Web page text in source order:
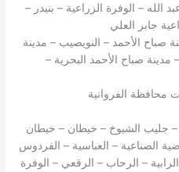
الله – الوفرة الزراعية – بنيدر –
جابر العلي
صباح الأحمد – النويصيب – مدينة
صباح الأحمد البحرية –
محافظة الفروانية
– جليب الشيوخ – خيطان – خيطان
الصناعية – العباسية – الفردوس
– الرحاب – الرقعي – الوفرة